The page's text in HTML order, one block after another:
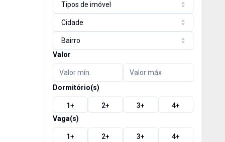
Tipos de imóvel
Cidade
Bairro
Valor
Dormitório(s)
1+ 2+ 3+ 4+
Vaga(s)
1+ 2+ 3+ 4+